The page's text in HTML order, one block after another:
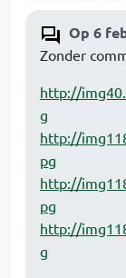
Op 6
Zonder
http://
g
http://
pg
http://
pg
http://
g